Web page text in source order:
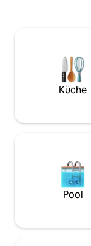
angenehme Zeit
Freunden zu
Küche
Pool